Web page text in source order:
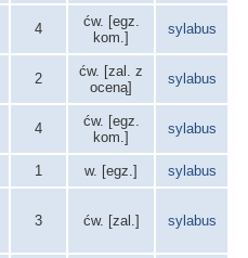
4
ćw. [egz.
kom.]
sylabus
2
ćw. [zal. z
oceną]
sylabus
4
ćw. [egz.
kom.]
sylabus
1 w. [egz.] sylabus
3 ćw. [zal.] sylabus